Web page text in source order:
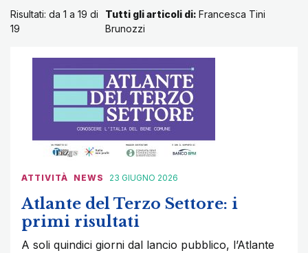
Risultati: da 1 a 19 di
19
Tutti gli articoli di:Francesca Tini
Brunozzi
ATTIVITÀ NEWS 23 GIUGNO 2026
Atlante del Terzo Settore: i
primi risultati
A soli quindici giorni dal lancio pubblico, l’Atlante